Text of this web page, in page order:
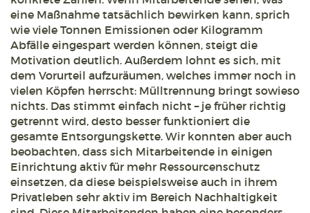
eine Maßnahme tatsächlich bewirken kann, sprich
wie viele Tonnen Emissionen oder Kilogramm
Abfälle eingespart werden können, steigt die
Motivation deutlich. Außerdem lohnt es sich, mit
dem Vorurteil aufzuräumen, welches immer noch in
vielen Köpfen herrscht: Mülltrennung bringt sowieso
nichts. Das stimmt einfach nicht – je früher richtig
getrennt wird, desto besser funktioniert die
gesamte Entsorgungskette. Wir konnten aber auch
beobachten, dass sich Mitarbeitende in einigen
Einrichtung aktiv für mehr Ressourcenschutz
einsetzen, da diese beispielsweise auch in ihrem
Privatleben sehr aktiv im Bereich Nachhaltigkeit